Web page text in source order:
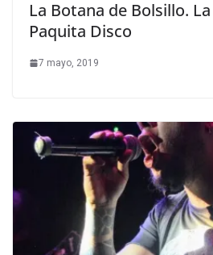
La Botana de Bolsillo.
Paquita Disco
7 mayo, 2019